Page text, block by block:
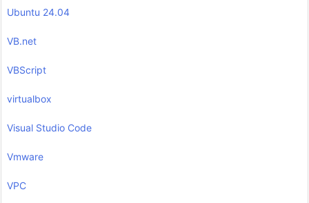
Ubuntu 24.04
VB.net
VBScript
virtualbox
Visual Studio Code
Vmware
VPC